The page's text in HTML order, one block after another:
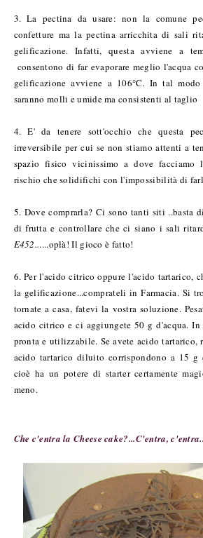
3. La pectina da usare: non la comune
confetture ma la pectina arricchita di sali
gelificazione. Infatti, questa avviene a
consentono di far evaporare meglio l'acqua
gelificazione avviene a 106°C. In tal
saranno molli e umide ma consistenti al taglio
4. E' da tenere sott'occhio che questa
irreversibile per cui se non stiamo attenti a
spazio fisico vicinissimo a dove facciamo
rischio che solidifichi con l'impossibilità di
5. Dove comprarla? Ci sono tanti siti ..basta
di frutta e controllare che ci siano i sali
E452......oplà! Il gioco è fatto!
6. Per l'acido citrico oppure l'acido tartarico,
la gelificazione...comprateli in Farmacia. Si
tornate a casa, fatevi la vostra soluzione.
acido citrico e ci aggiungete 50 g d'acqua. In
pronta e utilizzabile. Se avete acido tartarico,
acido tartarico diluito corrispondono a 15
cioè ha un potere di starter certamente
meno.
Che c'entra la Cheese cake?...C'entra,